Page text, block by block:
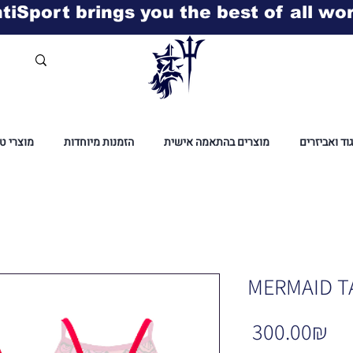
brings you the best of all
ואביזרים מוצרים בהתאמה אישית הזמנות מיוחדות מוצרי
MERMAID
‏300.00 ‏₪